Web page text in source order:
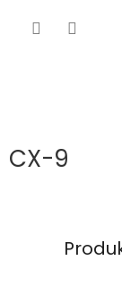
CX-9